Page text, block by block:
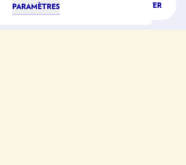
PARAMÈTRES ÉCOUTER